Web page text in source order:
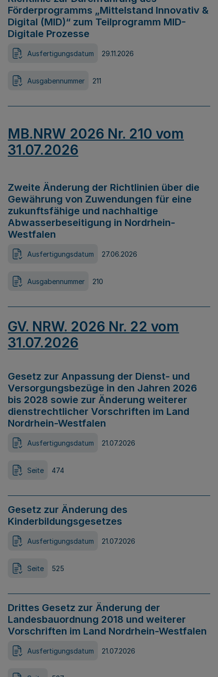
Förderprogramms „Mittelstand Innovativ &
Digital (MID)“ zum Teilprogramm MID-
Digitale Prozesse
Ausfertigungsdatum 29.11.2026
Ausgabennummer 211
MB.NRW 2026 Nr. 210 vom
31.07.2026
Zweite Änderung der Richtlinien über die
Gewährung von Zuwendungen für eine
zukunftsfähige und nachhaltige
Abwasserbeseitigung in Nordrhein-
Westfalen
Ausfertigungsdatum 27.06.2026
Ausgabennummer 210
GV. NRW. 2026 Nr. 22 vom
31.07.2026
Gesetz zur Anpassung der Dienst- und
Versorgungsbezüge in den Jahren 2026
bis 2028 sowie zur Änderung weiterer
dienstrechtlicher Vorschriften im Land
Nordrhein-Westfalen
Ausfertigungsdatum 21.07.2026
Seite 474
Gesetz zur Änderung des
Kinderbildungsgesetzes
Ausfertigungsdatum 21.07.2026
Seite 525
Drittes Gesetz zur Änderung der
Landesbauordnung 2018 und weiterer
Vorschriften im Land Nordrhein-Westfalen
Ausfertigungsdatum 21.07.2026